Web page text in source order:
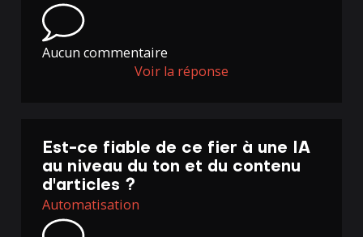
Aucun commentaire
Voir la réponse
Est-ce fiable de ce fier à une IA
au niveau du ton et du contenu
d'articles ?
Automatisation